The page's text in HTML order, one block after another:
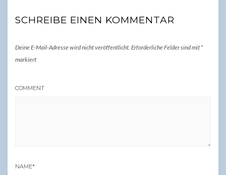
SCHREIBE EINEN KOMMENTAR
Deine E-Mail-Adresse wird nicht veröffentlicht. Erforderliche Felder sind mit *
markiert
COMMENT
NAME*